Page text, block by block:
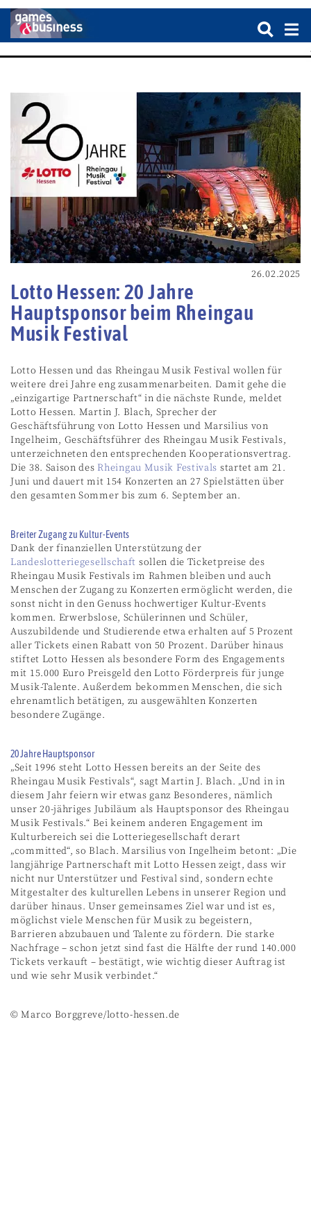
26.02.2025
Lotto Hessen: 20 Jahre
Hauptsponsor beim Rheingau
Musik Festival
Lotto Hessen und das Rheingau Musik Festival wollen für
weitere drei Jahre eng zusammenarbeiten. Damit gehe die
„einzigartige Partnerschaft“ in die nächste Runde, meldet
Lotto Hessen. Martin J. Blach, Sprecher der
Geschäftsführung von Lotto Hessen und Marsilius von
Ingelheim, Geschäftsführer des Rheingau Musik Festivals,
unterzeichneten den entsprechenden Kooperationsvertrag.
Die 38. Saison des Rheingau Musik Festivals startet am 21.
Juni und dauert mit 154 Konzerten an 27 Spielstätten über
den gesamten Sommer bis zum 6. September an.
Breiter Zugang zu Kultur-Events
Dank der finanziellen Unterstützung der
Landeslotteriegesellschaft sollen die Ticketpreise des
Rheingau Musik Festivals im Rahmen bleiben und auch
Menschen der Zugang zu Konzerten ermöglicht werden, die
sonst nicht in den Genuss hochwertiger Kultur-Events
kommen. Erwerbslose, Schülerinnen und Schüler,
Auszubildende und Studierende etwa erhalten auf 5 Prozent
aller Tickets einen Rabatt von 50 Prozent. Darüber hinaus
stiftet Lotto Hessen als besondere Form des Engagements
mit 15.000 Euro Preisgeld den Lotto Förderpreis für junge
Musik-Talente. Außerdem bekommen Menschen, die sich
ehrenamtlich betätigen, zu ausgewählten Konzerten
besondere Zugänge.
20 Jahre Hauptsponsor
„Seit 1996 steht Lotto Hessen bereits an der Seite des
Rheingau Musik Festivals“, sagt Martin J. Blach. „Und in in
diesem Jahr feiern wir etwas ganz Besonderes, nämlich
unser 20-jähriges Jubiläum als Hauptsponsor des Rheingau
Musik Festivals.“ Bei keinem anderen Engagement im
Kulturbereich sei die Lotteriegesellschaft derart
„committed“, so Blach. Marsilius von Ingelheim betont: „Die
langjährige Partnerschaft mit Lotto Hessen zeigt, dass wir
nicht nur Unterstützer und Festival sind, sondern echte
Mitgestalter des kulturellen Lebens in unserer Region und
darüber hinaus. Unser gemeinsames Ziel war und ist es,
möglichst viele Menschen für Musik zu begeistern,
Barrieren abzubauen und Talente zu fördern. Die starke
Nachfrage – schon jetzt sind fast die Hälfte der rund 140.000
Tickets verkauft – bestätigt, wie wichtig dieser Auftrag ist
und wie sehr Musik verbindet.“
© Marco Borggreve/lotto-hessen.de